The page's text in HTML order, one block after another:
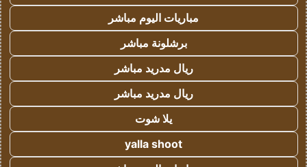
مباريات اليوم مباشر
برشلونة مباشر
ريال مدريد مباشر
ريال مدريد مباشر
يلا شوت
yalla shoot